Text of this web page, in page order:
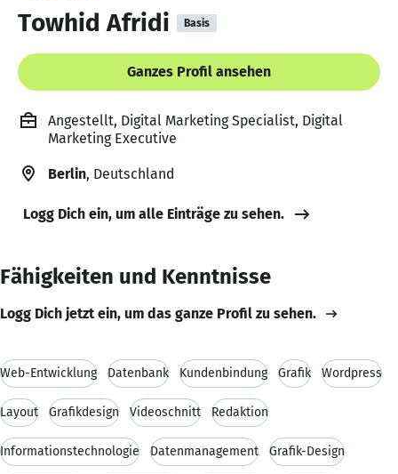
Towhid Afridi Basis
Ganzes Profil ansehen
Angestellt, Digital Marketing Specialist, Digital
Marketing Executive
Berlin, Deutschland
Logg Dich ein, um alle Einträge zu sehen.
Fähigkeiten und Kenntnisse
Logg Dich jetzt ein, um das ganze Profil zu sehen.
Web-Entwicklung Datenbank Kundenbindung Grafik Wordpress
Layout Grafikdesign Videoschnitt Redaktion
Informationstechnologie Datenmanagement Grafik-Design